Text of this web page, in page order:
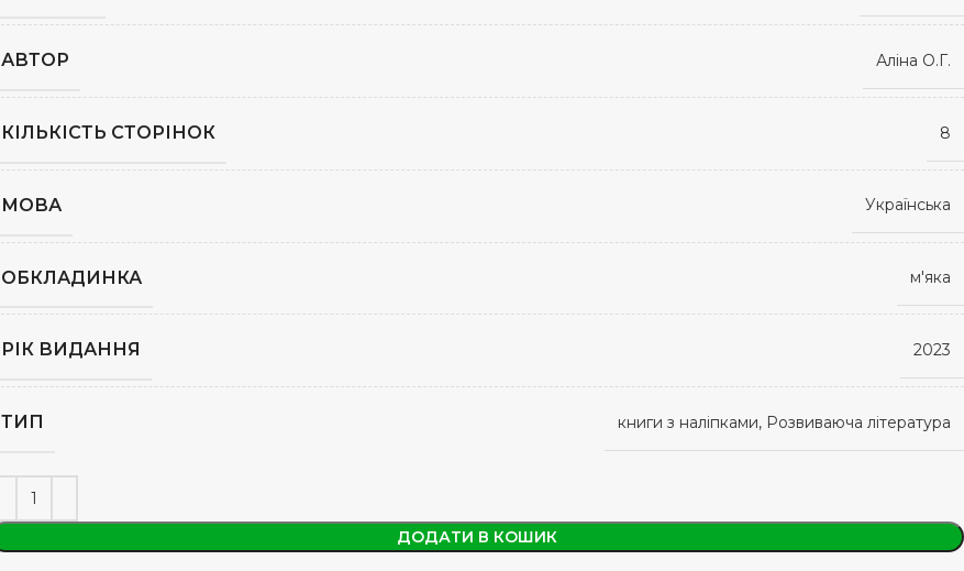
АВТОР Аліна О.Г.
КІЛЬКІСТЬ СТОРІНОК 8
МОВА Українська
ОБКЛАДИНКА м'яка
РІК ВИДАННЯ 2023
ТИП книги з наліпками, Розвиваюча література
ДОДАТИ В КОШИК